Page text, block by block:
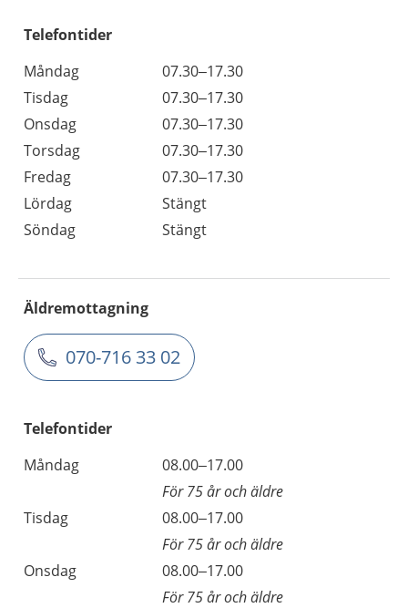
Telefontider
Måndag
07.30–17.30
Tisdag
07.30–17.30
Onsdag
07.30–17.30
Torsdag
07.30–17.30
Fredag
07.30–17.30
Lördag
Stängt
Söndag
Stängt
Äldremottagning
070-716 33 02
Telefontider
Måndag
08.00–17.00
För 75 år och äldre
Tisdag
08.00–17.00
För 75 år och äldre
Onsdag
08.00–17.00
För 75 år och äldre